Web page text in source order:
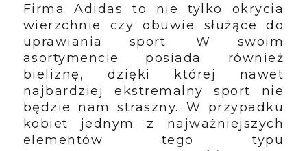
Firma Adidas to nie tylko okrycia
wierzchnie czy obuwie służące do
uprawiania sport. W swoim
asortymencie posiada również
bieliznę, dzięki której nawet
najbardziej ekstremalny sport nie
będzie nam straszny. W przypadku
kobiet jednym z najważniejszych
elementów tego typu